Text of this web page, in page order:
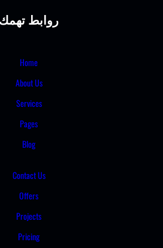
روابط تهمك
Home
About Us
Services
Pages
Contact Us
Offers
Projects
Pricing